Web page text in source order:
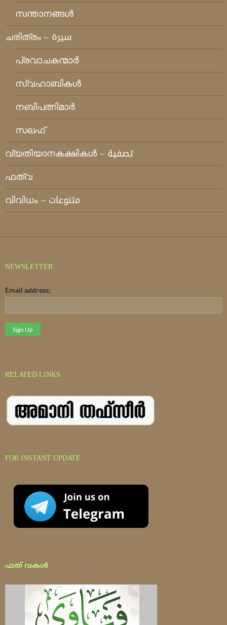
സന്താനങ്ങള്‍
ചരിത്രം – سيرة
പ്രവാചകന്മാര്‍
സ്വഹാബികള്‍
നബിപത്നിമാര്‍
സലഫ്
വ്യതിയാനകക്ഷികള്‍ – تصفية
ഫത്‌വ
വിവിധം – متنوعات
NEWSLETTER
Email address:
RELATED LINKS
FOR INSTANT UPDATE
ഫത് വകൾ